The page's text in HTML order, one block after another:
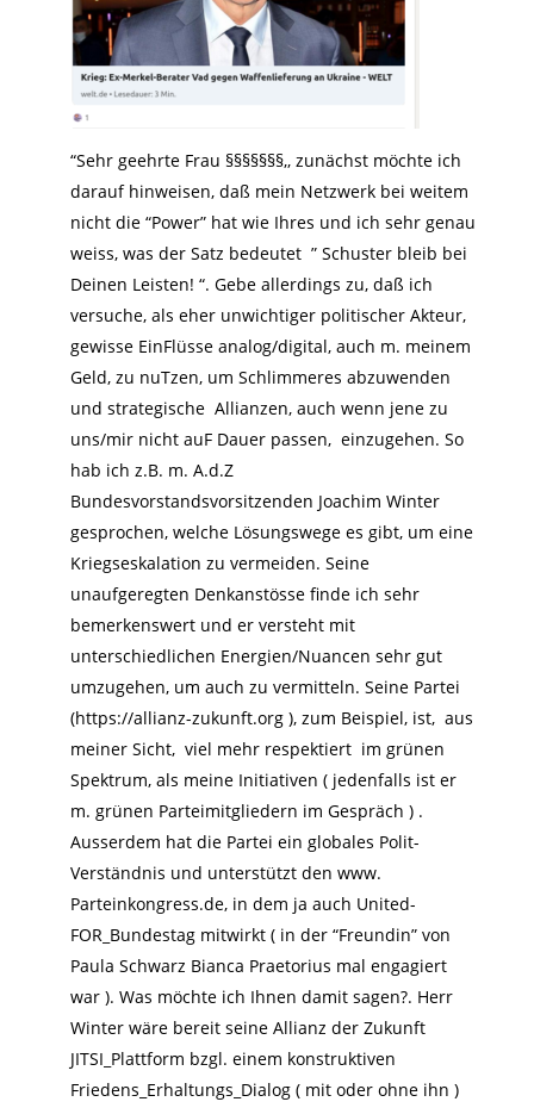
“Sehr geehrte Frau §§§§§§§,, zunächst möchte ich
darauf hinweisen, daß mein Netzwerk bei weitem
nicht die “Power” hat wie Ihres und ich sehr genau
weiss, was der Satz bedeutet ” Schuster bleib bei
Deinen Leisten! “. Gebe allerdings zu, daß ich
versuche, als eher unwichtiger politischer Akteur,
gewisse EinFlüsse analog/digital, auch m. meinem
Geld, zu nuTzen, um Schlimmeres abzuwenden
und strategische Allianzen, auch wenn jene zu
uns/mir nicht auF Dauer passen, einzugehen. So
hab ich z.B. m. A.d.Z
Bundesvorstandsvorsitzenden Joachim Winter
gesprochen, welche Lösungswege es gibt, um eine
Kriegseskalation zu vermeiden. Seine
unaufgeregten Denkanstösse finde ich sehr
bemerkenswert und er versteht mit
unterschiedlichen Energien/Nuancen sehr gut
umzugehen, um auch zu vermitteln. Seine Partei
(https://allianz-zukunft.org ), zum Beispiel, ist, aus
meiner Sicht, viel mehr respektiert im grünen
Spektrum, als meine Initiativen ( jedenfalls ist er
m. grünen Parteimitgliedern im Gespräch ) .
Ausserdem hat die Partei ein globales Polit-
Verständnis und unterstützt den www.
Parteinkongress.de, in dem ja auch United-
FOR_Bundestag mitwirkt ( in der “Freundin” von
Paula Schwarz Bianca Praetorius mal engagiert
war ). Was möchte ich Ihnen damit sagen?. Herr
Winter wäre bereit seine Allianz der Zukunft
JITSI_Plattform bzgl. einem konstruktiven
Friedens_Erhaltungs_Dialog ( mit oder ohne ihn )